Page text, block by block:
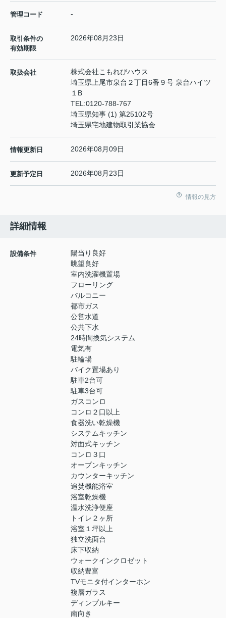
管理コード -
取引条件の
有効期限
2026年08月23日
取扱会社
株式会社こもれびハウス
埼玉県上尾市泉台２丁目6番９号 泉台ハイツ
１B
TEL:0120-788-767
埼玉県知事 (1) 第25102号
埼玉県宅地建物取引業協会
情報更新日 2026年08月09日
更新予定日 2026年08月23日
情報の見方
詳細情報
設備条件
陽当り良好
眺望良好
室内洗濯機置場
フローリング
バルコニー
都市ガス
公営水道
公共下水
24時間換気システム
電気有
駐輪場
バイク置場あり
駐車2台可
駐車3台可
ガスコンロ
コンロ２口以上
食器洗い乾燥機
システムキッチン
対面式キッチン
コンロ３口
オープンキッチン
カウンターキッチン
追焚機能浴室
浴室乾燥機
温水洗浄便座
トイレ２ヶ所
浴室１坪以上
独立洗面台
床下収納
ウォークインクロゼット
収納豊富
TVモニタ付インターホン
複層ガラス
ディンプルキー
南向き